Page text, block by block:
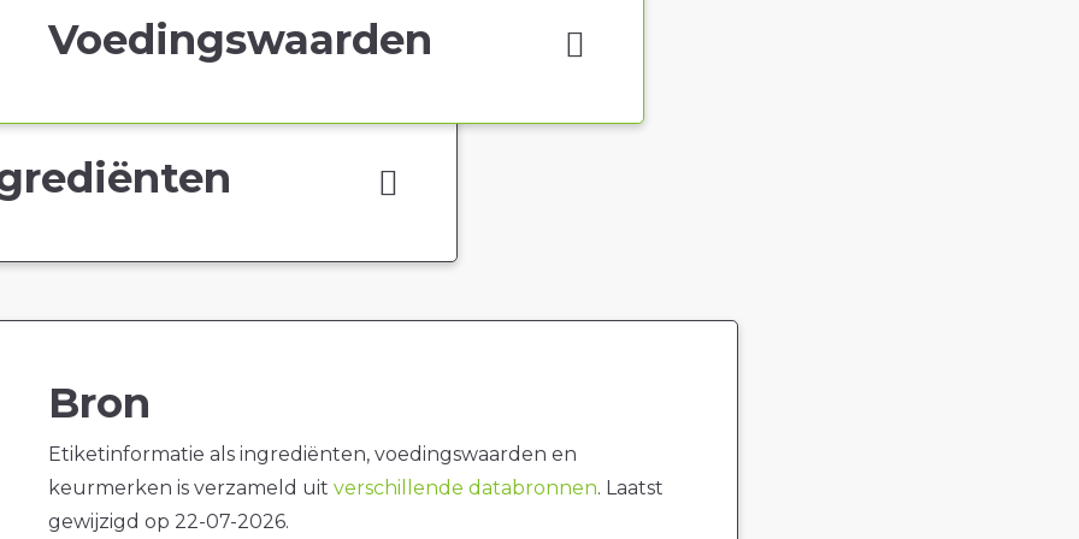
Voedingswaarden
Bron
Etiketinformatie als ingrediënten, voedingswaarden en
keurmerken is verzameld uit verschillende databronnen. Laatst
gewijzigd op 22-07-2026.